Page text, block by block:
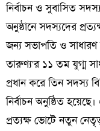
নির্বাচন ও সুবাসিত
অনুষ্ঠানে সদস্যদের
জন্য সভাপতি ও সাধারণ
তারুণ্য'র ১১ তম যুগ্ম
প্রধান করে তিন সদস্য
নির্বাচন অনুষ্ঠিত
প্রত্যক্ষ ভোটে নতুন